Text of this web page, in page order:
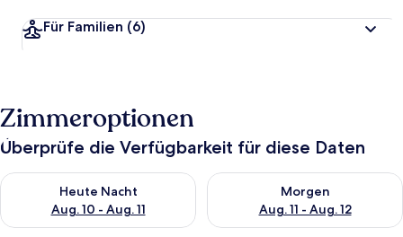
Für Familien (6)
Zimmeroptionen
Überprüfe die Verfügbarkeit für diese Daten
Heute Nacht
Aug. 10 - Aug. 11
Überprüfe die Verfügbarkeit für heute Nacht, Aug. 10 - Aug.
Morgen
Aug. 11 - Aug. 12
Überprüfe die Verfügbarkeit